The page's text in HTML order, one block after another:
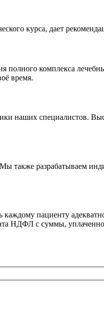
курса, дает
комплекса
время.
наших специалистов.
также разрабатываем
пациенту
НДФЛ с суммы,